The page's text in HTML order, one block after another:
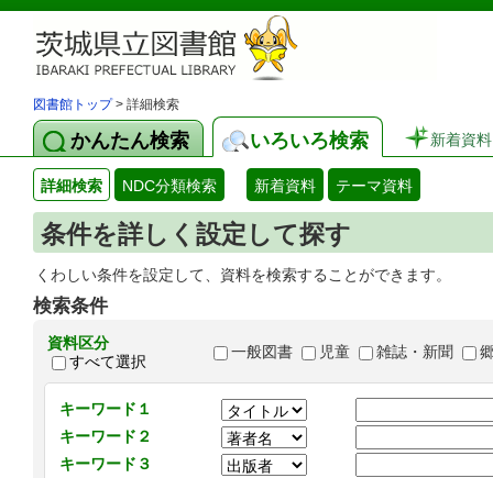
図書館トップ> 詳細検索
かんたん検索 いろいろ検索 新着資料
詳細検索 NDC分類検索 新着資料 テーマ資料
条件を詳しく設定して探す
くわしい条件を設定して、資料を検索することができます。
検索条件
資料区分
すべて選択
一般図書 児童 雑誌・新聞
キーワード１
キーワード２
キーワード３